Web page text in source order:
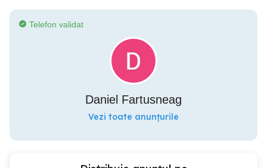
Telefon validat
Daniel Fartusneag
Vezi toate anunțurile